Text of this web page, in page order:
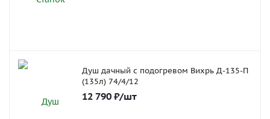
Душ дачный с подогревом Вихрь Д-135-П
(135л) 74/4/12
12 790 ₽/шт